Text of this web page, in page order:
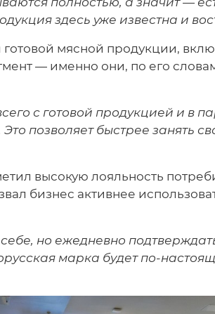
здесь уже известна и
мясной продукции,
— именно они, по его
с готовой продукцией и в
позволяет быстрее занять
высокую лояльность
бизнес активнее
но ежедневно
марка будет по-